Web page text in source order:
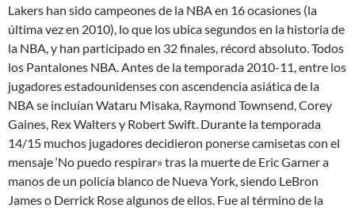
Lakers han sido campeones de la NBA en 16 ocasiones (la
última vez en 2010), lo que los ubica segundos en la historia de
la NBA, y han participado en 32 finales, récord absoluto. Todos
los Pantalones NBA. Antes de la temporada 2010-11, entre los
jugadores estadounidenses con ascendencia asiática de la
NBA se incluían Wataru Misaka, Raymond Townsend, Corey
Gaines, Rex Walters y Robert Swift. Durante la temporada
14/15 muchos jugadores decidieron ponerse camisetas con el
mensaje ‘No puedo respirar» tras la muerte de Eric Garner a
manos de un policía blanco de Nueva York, siendo LeBron
James o Derrick Rose algunos de ellos. Fue al término de la